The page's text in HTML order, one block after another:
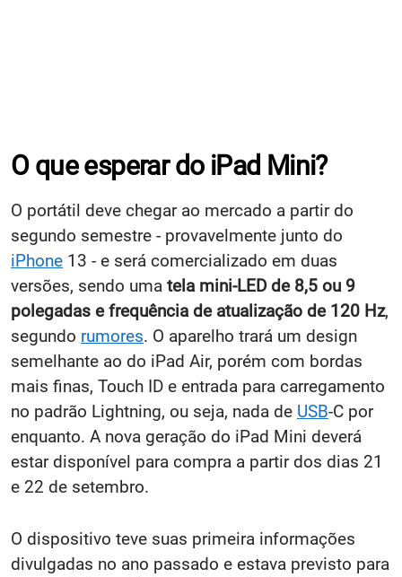
O que esperar do iPad Mini?
O portátil deve chegar ao mercado a partir do
segundo semestre - provavelmente junto do
iPhone 13 - e será comercializado em duas
versões, sendo uma tela mini-LED de 8,5 ou 9
polegadas e frequência de atualização de 120 Hz,
segundo rumores. O aparelho trará um design
semelhante ao do iPad Air, porém com bordas
mais finas, Touch ID e entrada para carregamento
no padrão Lightning, ou seja, nada de USB-C por
enquanto. A nova geração do iPad Mini deverá
estar disponível para compra a partir dos dias 21
e 22 de setembro.
O dispositivo teve suas primeira informações
divulgadas no ano passado e estava previsto para